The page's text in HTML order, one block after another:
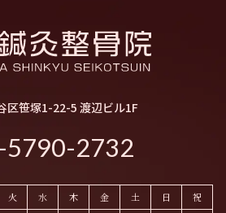
区笹塚1-22-5 渡辺ビル1F
2732
火 水 木 金 土 日 祝